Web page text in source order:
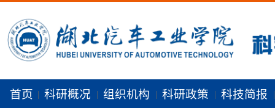
首页 | 科研概况 | 组织机构 | 科研政策 | 科技简报 |